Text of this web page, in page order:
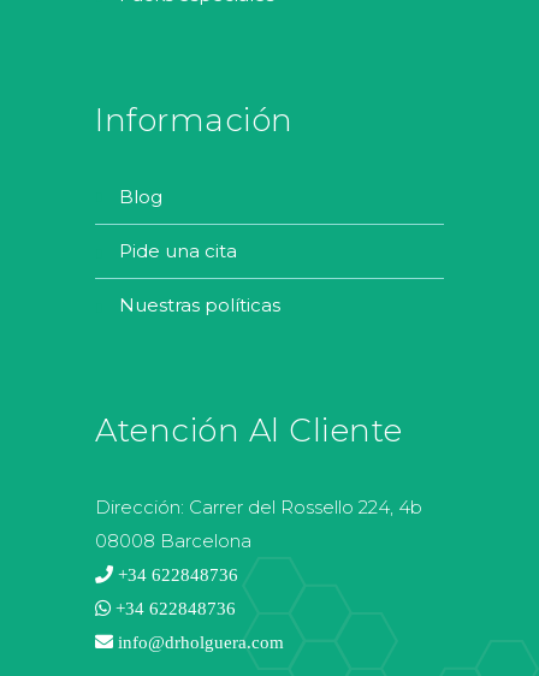
Información
blog
pide una cita
nuestras políticas
Atención Al Cliente
Dirección: Carrer del Rossello 224, 4b
08008 Barcelona
+34 622848736
+34 622848736
info@drholguera.com